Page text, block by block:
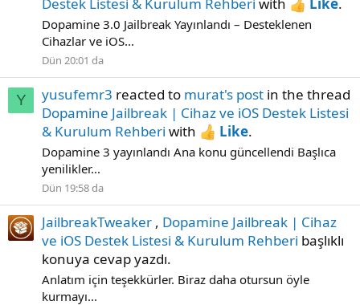
Destek Listesi & Kurulum Rehberi with Like.
Dopamine 3.0 Jailbreak Yayınlandı – Desteklenen
Cihazlar ve iOS...
Dün 20:01 da
Y yusufemr3 reacted to murat's post in the thread
Dopamine Jailbreak | Cihaz ve iOS Destek Listesi
& Kurulum Rehberi with Like.
Dopamine 3 yayınlandı Ana konu güncellendi Başlıca
yenilikler...
Dün 19:58 da
JailbreakTweaker , Dopamine Jailbreak | Cihaz
ve iOS Destek Listesi & Kurulum Rehberi başlıklı
konuya cevap yazdı.
Anlatım için teşekkürler. Biraz daha otursun öyle
kurmayı...